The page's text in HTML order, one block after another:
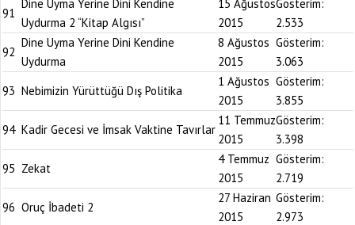
91
Dine Uyma Yerine Dini Kendine
Uydurma 2 “Kitap Algısı”
15 Ağustos
2015
Gösterim:
2.533
92
Dine Uyma Yerine Dini Kendine
Uydurma
8 Ağustos
2015
Gösterim:
3.063
93 Nebimizin Yürüttüğü Dış Politika
1 Ağustos
2015
Gösterim:
3.855
94 Kadir Gecesi ve İmsak Vaktine Tavırlar
11 Temmuz
2015
Gösterim:
3.398
95 Zekat
4 Temmuz
2015
Gösterim:
2.719
96 Oruç İbadeti 2
27 Haziran
2015
Gösterim:
2.973